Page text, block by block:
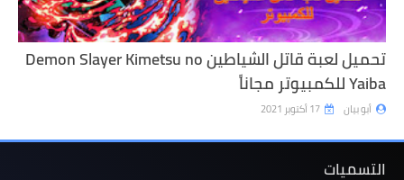
تحميل لعبة قاتل الشياطين Demon Slayer Kimetsu no
Yaiba للكمبيوتر مجاناً
أبو بيان 17 أكتوبر 2021
التسميات